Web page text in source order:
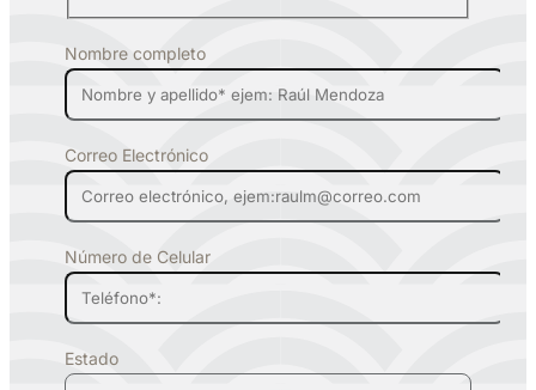
Nombre completo
Correo Electrónico
Número de Celular
Estado